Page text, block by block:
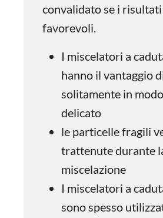
convalidato se i
favorevoli.
I miscelatori a
hanno il vantaggio
solitamente in
delicato
le particelle fragili
trattenute durante
miscelazione
I miscelatori a
sono spesso